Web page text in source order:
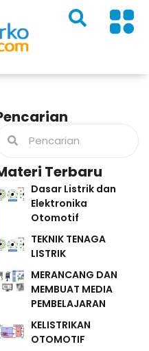
Terbaru
Dasar Listrik dan
Elektronika
Otomotif
TEKNIK TENAGA
LISTRIK
MERANCANG DAN
MEMBUAT MEDIA
PEMBELAJARAN
KELISTRIKAN
OTOMOTIF